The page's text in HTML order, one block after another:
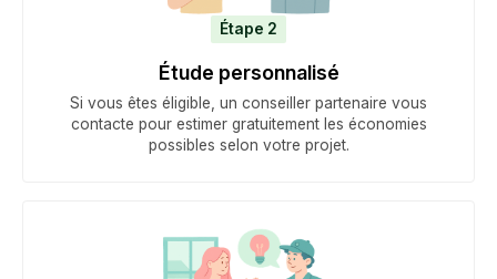
Étape 2
Étude personnalisé
Si vous êtes éligible, un conseiller partenaire vous
contacte pour estimer gratuitement les économies
possibles selon votre projet.